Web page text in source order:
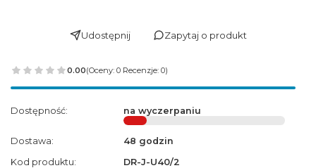
Udostępnij Zapytaj o produkt
0.00(Oceny: 0 Recenzje: 0)
Dostępność: na wyczerpaniu
Dostawa:
48 godzin
Kod produktu:
DR-J-U40/2